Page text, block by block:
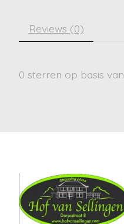
Reviews (0)
0 sterren op basis van